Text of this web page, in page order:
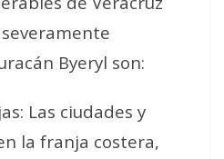
Byeryl son:
Las ciudades y
la franja costera,